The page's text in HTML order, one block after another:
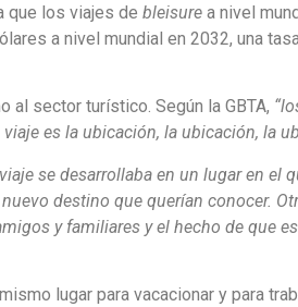
que los viajes de bleisure a nivel
a nivel mundial en 2032, una
al sector turístico. Según la GBTA,
es la ubicación, la ubicación, la
se desarrollaba en un lugar en el
destino que querían conocer.
y familiares y el hecho de que
lugar para vacacionar y para